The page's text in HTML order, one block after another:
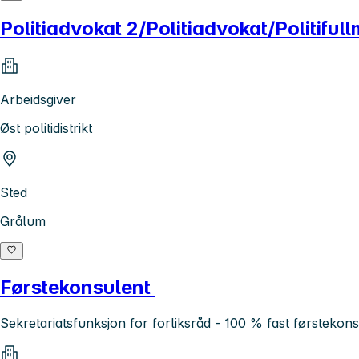
Politiadvokat 2/Politiadvokat/
Arbeidsgiver
Øst politidistrikt
Sted
Grålum
Førstekonsulent
Sekretariatsfunksjon for forliksråd - 100 % fast